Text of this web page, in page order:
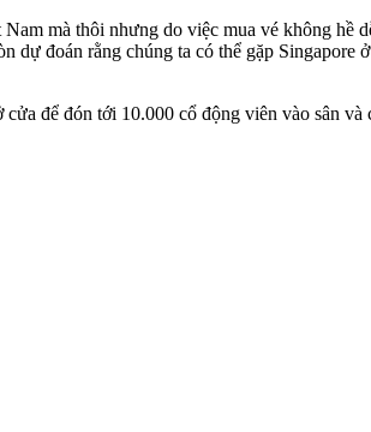
mà thôi nhưng do việc mua vé không hề
đoán rằng chúng ta có thể gặp Singapore
để đón tới 10.000 cổ động viên vào sân và